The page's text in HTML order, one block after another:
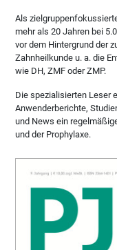
Als
mehr als 20 Jahren bei
vor dem Hintergrund der
Zahnheilkunde u. a. die
wie DH, ZMF oder ZMP.
Die spezialisierten Leser
Anwenderberichte,
und News ein
und der Prophylaxe.